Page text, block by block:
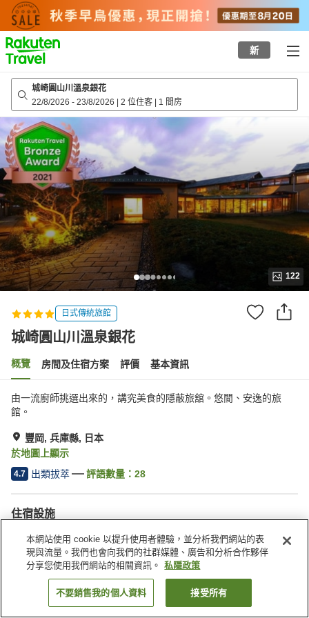
to
top
page
新
城崎圓山川溫泉銀花
22/8/2026 - 23/8/2026 | 2 位住客 | 1 間房
122
日式傳統旅館
城崎圓山川溫泉銀花
概覽 房間及住宿方案 評價 基本資訊
由一流廚師挑選出來的，講究美食的隱蔽旅舘。悠閒、安逸的旅
館。
豐岡, 兵庫縣, 日本
於地圖上顯示
4.7 出類拔萃 評語數量： 28
住宿設施
接送服務
露天浴池（溫泉）
日式餐廳
公共澡堂（溫泉）
找客房
本網站使用 cookie 以提升使用者體驗，並分析我們網站的表
現與流量。我們也會向我們的社群媒體、廣告和分析合作夥伴
分享您使用我們網站的相關資訊。
私隱政策
不要銷售我的個人資料 接受所有